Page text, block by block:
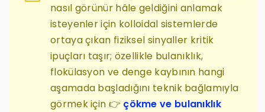
nasıl görünür hâle geldiğini anlamak
isteyenler için kolloidal sistemlerde
ortaya çıkan fiziksel sinyaller kritik
ipuçları taşır; özellikle bulanıklık,
flokülasyon ve denge kaybının hangi
aşamada başladığını teknik bağlamıyla
görmek için 👉 çökme ve bulanıklık